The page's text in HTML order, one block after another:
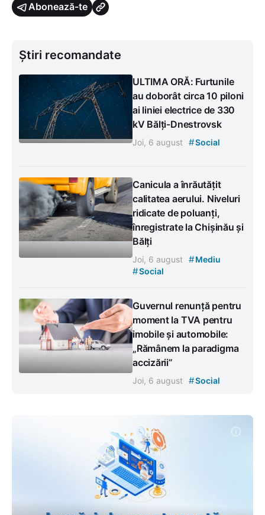
Abonează-te
Știri recomandate
ULTIMA ORĂ: Furtunile
au doborât circa 10 piloni
ai liniei electrice de 330
kV Bălți-Dnestrovsk
Joi, 6 august #Social
Canicula a înrăutățit
calitatea aerului. Niveluri
ridicate de poluanți,
înregistrate la Chișinău și
Bălți
Joi, 6 august #Mediu
#Social
Guvernul renunță pentru
moment la TVA pentru
imobile și automobile:
„Rămânem la paradigma
accizării”
Joi, 6 august #Social